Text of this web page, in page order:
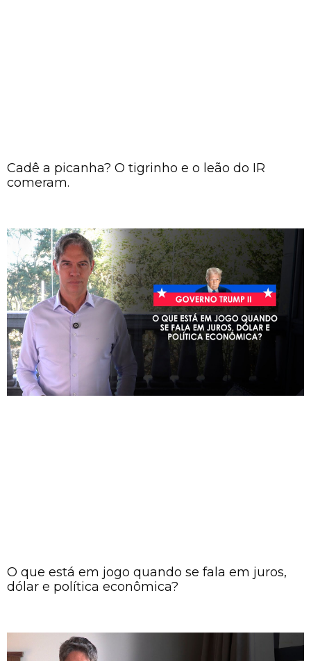
Cadê a picanha? O tigrinho e o leão do IR
comeram.
O que está em jogo quando se fala em juros,
dólar e política econômica?